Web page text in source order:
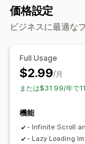
色とフォント
カスタムアイコン
価格設定
ビジネスに最適な
Full Usage
$2.99/月
または$31.99/年で
機能
- Infinite Scroll
- Lazy Loading